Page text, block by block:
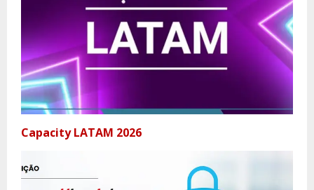
Capacity LATAM 2026